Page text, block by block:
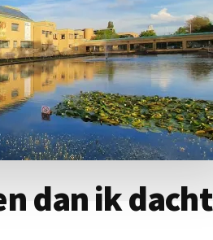
dan ik dacht